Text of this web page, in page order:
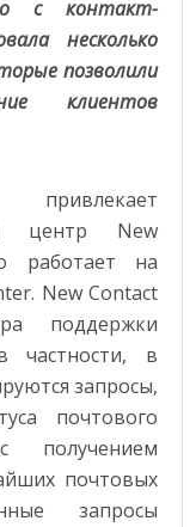
с контакт-
несколько
позволили
клиентов
центр New
работает на
New Contact
поддержки
частности, в
запросы,
почтового
почтовых
запросы